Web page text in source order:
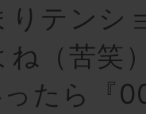
りテンシ
ね（苦笑
ったら『